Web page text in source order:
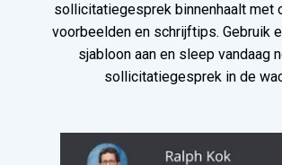
sollicitatiegesprek binnenhaalt met
voorbeelden en schrijftips. Gebruik
sjabloon aan en sleep vandaag
sollicitatiegesprek in de